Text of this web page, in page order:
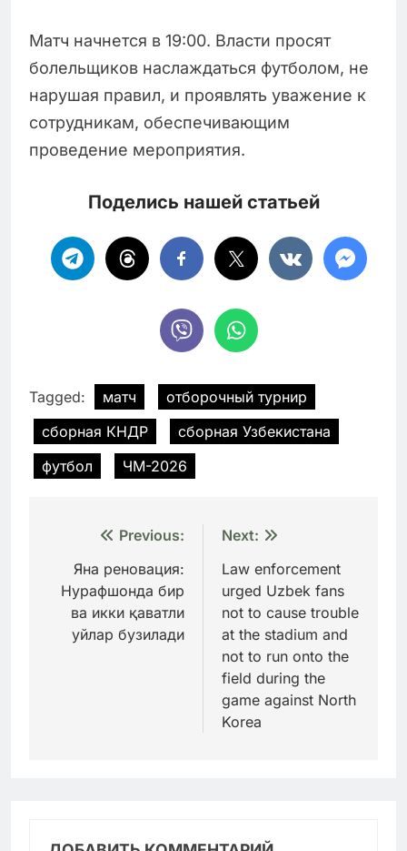
Матч начнется в 19:00. Власти просят
болельщиков наслаждаться футболом, не
нарушая правил, и проявлять уважение к
сотрудникам, обеспечивающим
проведение мероприятия.
Поделись нашей статьей
Tagged: матч
отборочный турнир
сборная КНДР
сборная Узбекистана
футбол
ЧМ-2026
Навигация
записям
Previous:
Яна реновация:
Нурафшонда бир
ва икки қаватли
уйлар бузилади
Next:
Law enforcement
urged Uzbek fans
not to cause trouble
at the stadium and
not to run onto the
field during the
game against North
Korea